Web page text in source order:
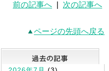
前の記事へ 次の記事へ
ページの先頭へ戻る
最新記事一覧